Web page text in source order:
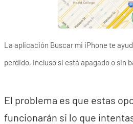
La aplicación Buscar mi iPhone te
perdido, incluso si está apagado o sin
El problema es que estas
funcionarán si lo que